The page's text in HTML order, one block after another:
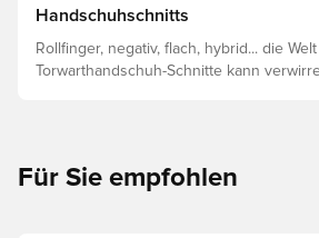
Handschuhschnitts
Rollfinger, negativ, flach, hybrid... die
Torwarthandschuh-Schnitte kann
Für Sie empfohlen